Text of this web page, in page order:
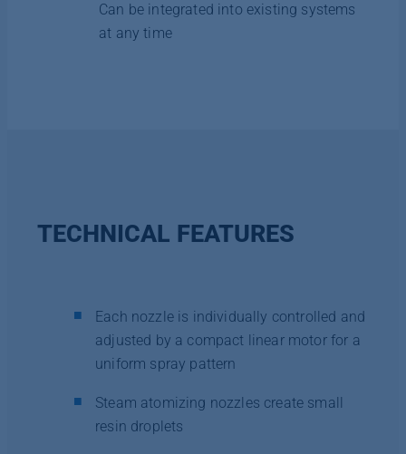
Can be integrated into existing systems
at any time
TECHNICAL FEATURES
Each nozzle is individually controlled and
adjusted by a compact linear motor for a
uniform spray pattern
Steam atomizing nozzles create small
resin droplets